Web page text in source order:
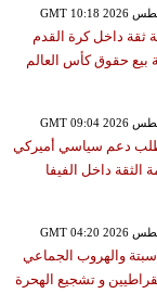
ثقة داخل كرة القدم
بيع حقوق كأس العالم
طلب دعم سياسي أميركي
داخل الفيفا
والهروب الجماعي
و تشجيع الهحرة